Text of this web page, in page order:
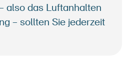
also das Luftanhalten
– sollten Sie jederzeit